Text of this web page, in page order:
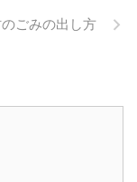
ごみの出し方